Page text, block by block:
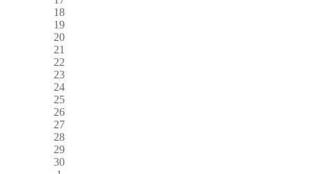
18
19
20
21
22
23
24
25
26
27
28
29
30